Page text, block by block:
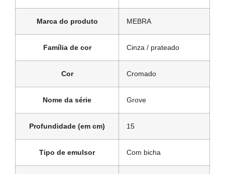
Marca do produto MEBRA
Família de cor Cinza / prateado
Cor Cromado
Nome da série Grove
Profundidade (em cm) 15
Tipo de emulsor Com bicha